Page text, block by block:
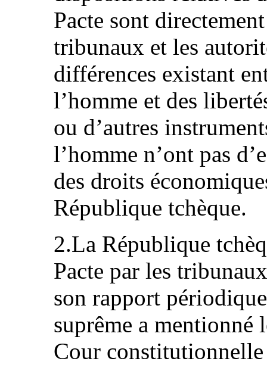
Pacte sont
tribunaux et les
différences existant
l’homme et des
ou d’autres
l’homme n’ont pas
des droits
République tchèque.
2.La République
Pacte par les
son rapport
suprême a mentionné
Cour constitutionnelle